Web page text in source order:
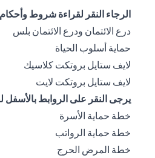
الرجاء النقر لقراءة شروط
درع الائتمان ودرع الائتمان بلس
حماية أسلوب الحياة
لايف ستايل بروتكت كلاسيك
لايف ستايل بروتكت لايت
يرجى النقر على الروابط بالأسفل
خطة حماية الأسرة
خطة حماية الرواتب
خطة المرض الحرج